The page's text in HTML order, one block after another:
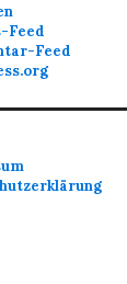
Feed
Feed